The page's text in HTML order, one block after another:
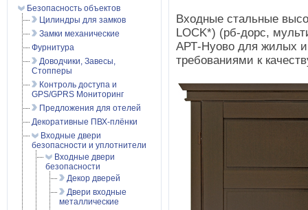
Входные стальные
LOCK*) (рб-дорс,
АРТ-Нуово для жилых
требованиями к
Безопасность объектов
Цилиндры для замков
Замки механические
Фурнитура
Доводчики, Завесы,
Стопперы
Контроль доступа и
GPS/GPRS Мониторинг
Предложения для отелей
Декоративные ПВХ-плёнки
Входные двери
безопасности и уплотнители
Входные двери
безопасности
Декор дверей
Двери входные
металлические